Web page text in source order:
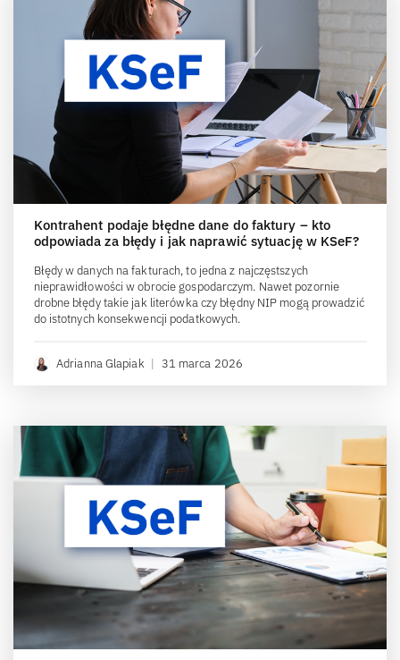
Kontrahent podaje błędne dane do faktury – kto
odpowiada za błędy i jak naprawić sytuację w KSeF?
Błędy w danych na fakturach, to jedna z najczęstszych
nieprawidłowości w obrocie gospodarczym. Nawet pozornie
drobne błędy takie jak literówka czy błędny NIP mogą prowadzić
do istotnych konsekwencji podatkowych.
Adrianna Glapiak 31 marca 2026